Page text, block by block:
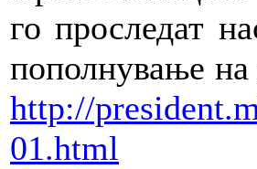
го проследат
пополнување
http://
01.html